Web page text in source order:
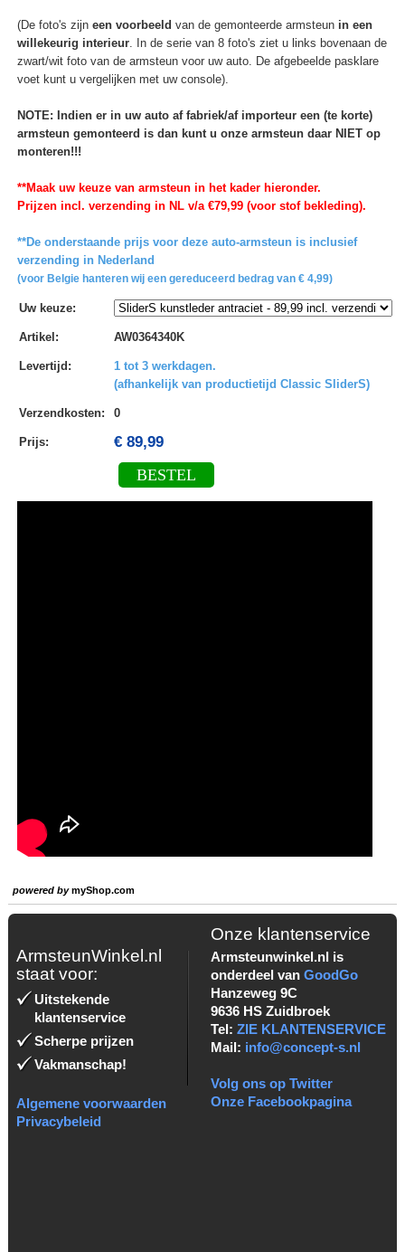
(De foto's zijn een voorbeeld van de gemonteerde armsteun in een
willekeurig interieur. In de serie van 8 foto's ziet u links bovenaan de
zwart/wit foto van de armsteun voor uw auto. De afgebeelde pasklare
voet kunt u vergelijken met uw console).
NOTE: Indien er in uw auto af fabriek/af importeur een (te korte)
armsteun gemonteerd is dan kunt u onze armsteun daar NIET op
monteren!!!
**Maak uw keuze van armsteun in het kader hieronder.
Prijzen incl. verzending in NL v/a €79,99 (voor stof bekleding).
**De onderstaande prijs voor deze auto-armsteun is inclusief
verzending in Nederland
(voor Belgie hanteren wij een gereduceerd bedrag van € 4,99)
Uw keuze:
Artikel : AW0364340K
Levertijd :
1 tot 3 werkdagen.
(afhankelijk van productietijd Classic SliderS)
Verzendkosten: 0
Prijs: € 89,99
BESTEL
powered bymyShop.com
ArmsteunWinkel.nl
staat voor:
Uitstekende
klantenservice
Scherpe prijzen
Vakmanschap!
Algemene voorwaarden
Privacybeleid
Onze klantenservice
Armsteunwinkel.nl is
onderdeel van GoodGo
Hanzeweg 9C
9636 HS Zuidbroek
Tel: ZIE KLANTENSERVICE
Mail: info@concept-s.nl
Volg ons op Twitter
Onze Facebookpagina